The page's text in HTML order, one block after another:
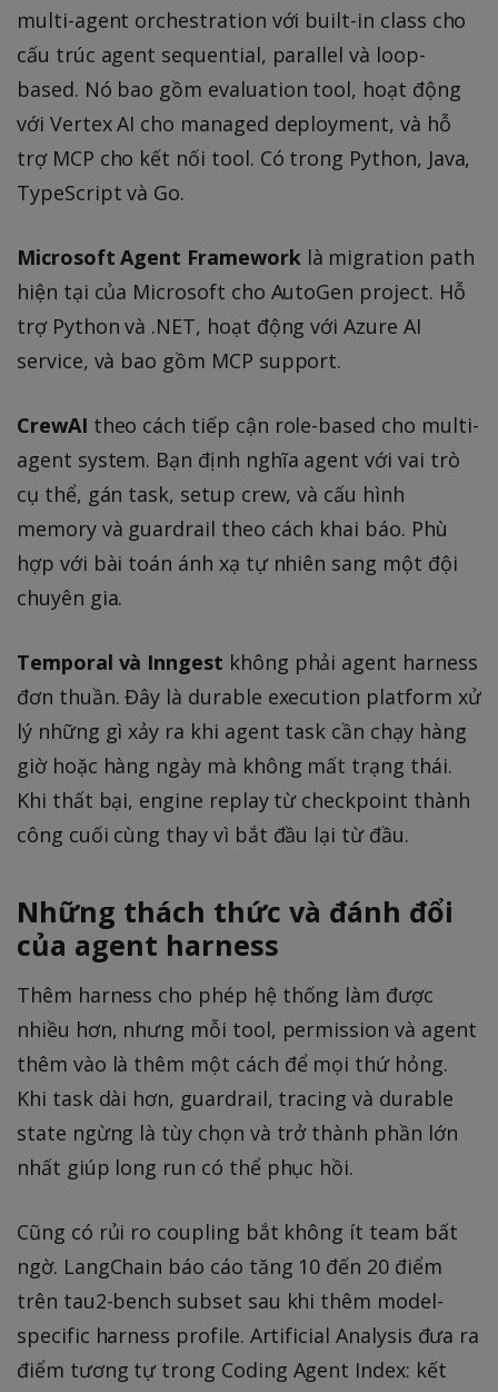
multi-agent orchestration với built-in class cho
cấu trúc agent sequential, parallel và loop-
based. Nó bao gồm evaluation tool, hoạt động
với Vertex AI cho managed deployment, và hỗ
trợ MCP cho kết nối tool. Có trong Python, Java,
TypeScript và Go.
Microsoft Agent Frameworklà migration path
hiện tại của Microsoft cho AutoGen project. Hỗ
trợ Python và .NET, hoạt động với Azure AI
service, và bao gồm MCP support.
CrewAI theo cách tiếp cận role-based cho multi-
agent system. Bạn định nghĩa agent với vai trò
cụ thể, gán task, setup crew, và cấu hình
memory và guardrail theo cách khai báo. Phù
hợp với bài toán ánh xạ tự nhiên sang một đội
chuyên gia.
Temporal và Inngest không phải agent harness
đơn thuần. Đây là durable execution platform xử
lý những gì xảy ra khi agent task cần chạy hàng
giờ hoặc hàng ngày mà không mất trạng thái.
Khi thất bại, engine replay từ checkpoint thành
công cuối cùng thay vì bắt đầu lại từ đầu.
Những thách thức và đánh đổi
của agent harness
Thêm harness cho phép hệ thống làm được
nhiều hơn, nhưng mỗi tool, permission và agent
thêm vào là thêm một cách để mọi thứ hỏng.
Khi task dài hơn, guardrail, tracing và durable
state ngừng là tùy chọn và trở thành phần lớn
nhất giúp long run có thể phục hồi.
Cũng có rủi ro coupling bắt không ít team bất
ngờ. LangChain báo cáo tăng 10 đến 20 điểm
trên tau2-bench subset sau khi thêm model-
specific harness profile. Artificial Analysis đưa ra
điểm tương tự trong Coding Agent Index: kết